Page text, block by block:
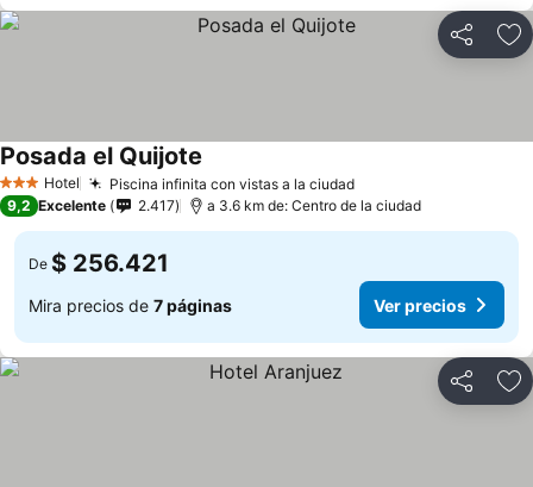
Compartir
3 Estrellas
Hotel Piscina infinita con vistas a la ciudadVer precios
Posada el Quijote
9,2 Excelente 2.417 a 3.6 km de: Centro de la ciudad
De $ 256.421
Mira precios de 7 páginas Ver precios
Compartir